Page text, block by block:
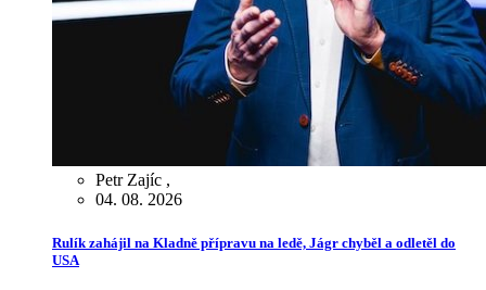
Petr Zajíc ,
04. 08. 2026
Rulík zahájil na Kladně přípravu na ledě, Jágr chyběl a odletěl do
USA